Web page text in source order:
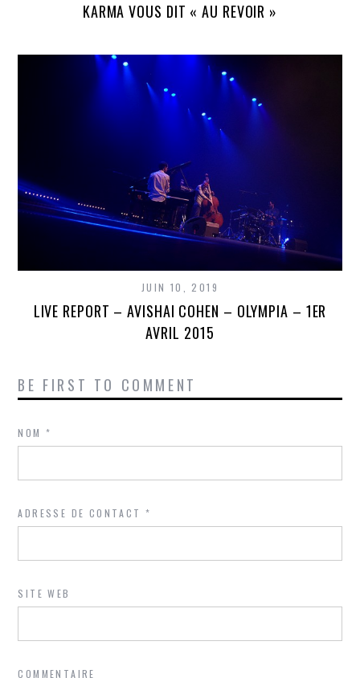
KARMA VOUS DIT « AU REVOIR »
JUIN 10, 2019
LIVE REPORT – AVISHAI COHEN – OLYMPIA – 1ER
AVRIL 2015
BE FIRST TO COMMENT
NOM*
ADRESSE DE CONTACT*
SITE WEB
COMMENTAIRE